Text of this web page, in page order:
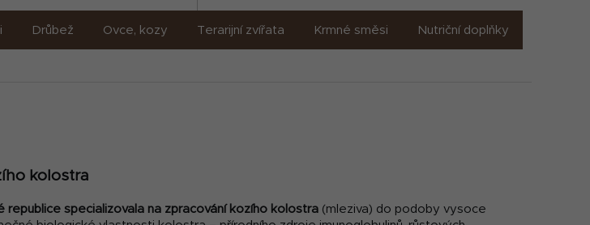
Drůbež Ovce, kozy Terarijní zvířata Krmné směsi Nutriční doplňky
kolostra
republice specializovala na zpracování kozího kolostra (mleziva) do podoby vysoce